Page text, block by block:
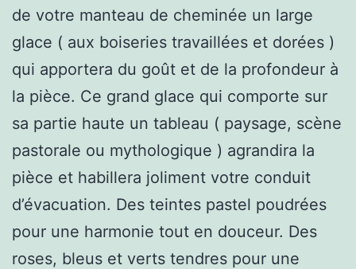
de votre manteau de cheminée un large
glace ( aux boiseries travaillées et dorées )
qui apportera du goût et de la profondeur à
la pièce. Ce grand glace qui comporte sur
sa partie haute un tableau ( paysage, scène
pastorale ou mythologique ) agrandira la
pièce et habillera joliment votre conduit
d’évacuation. Des teintes pastel poudrées
pour une harmonie tout en douceur. Des
roses, bleus et verts tendres pour une